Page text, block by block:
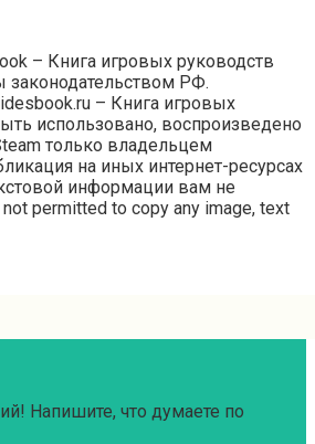
– Книга игровых руководств
РФ.
– Книга игровых
использовано, воспроизведено
только владельцем
на иных интернет-ресурсах
информации вам не
not permitted to copy any image, text
Напишите, что думаете по